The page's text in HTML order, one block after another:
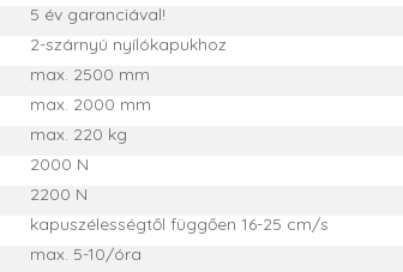
5 év garanciával!
2-szárnyú nyílókapukhoz
max. 2500 mm
max. 2000 mm
max. 220 kg
2000 N
2200 N
kapuszélességtől függően 16-25 cm/s
max. 5-10/óra